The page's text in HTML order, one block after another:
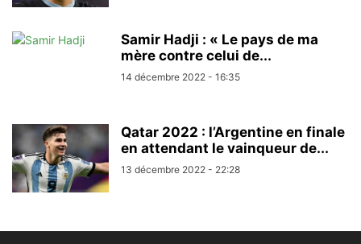
Samir Hadji : « Le pays de ma
mère contre celui de...
14 décembre 2022 - 16:35
Qatar 2022 : l’Argentine en finale
en attendant le vainqueur de...
13 décembre 2022 - 22:28